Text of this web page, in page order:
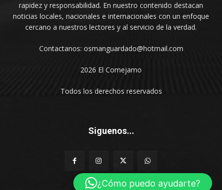
rapidez y responsabilidad. En nuestro contenido destacan
noticias locales, nacionales e internacionales con un enfoque
cercano a nuestros lectores y al servicio de la verdad.
Contactanos: osmanguardado@hotmail.com
2026 El Comejamo
Todos los derechos reservados
Siguenos...
¿Cómo puedo ayudarte?